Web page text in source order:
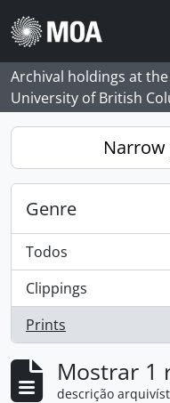
Skip to main content
Archival holdings at
University of British
Genre
Todos
Clippings
, 1 resultados
Prints
, 1 resultados
Mostrar 1
descrição